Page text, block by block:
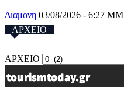
Διαμονη 03/08/2026 - 6:27 ΜΜ
ΑΡΧΕΙΟ
ΑΡΧΕΙΟ